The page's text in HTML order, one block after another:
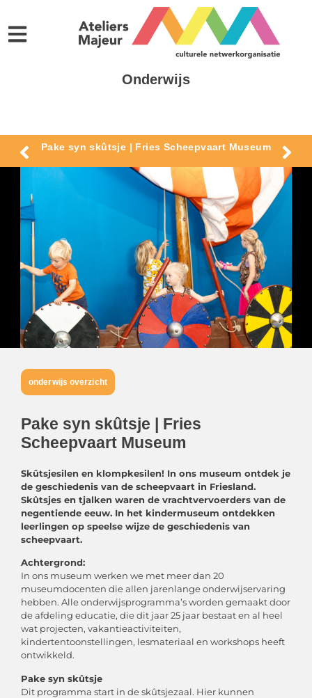
Onderwijs
Pake syn skûtsje | Fries Scheepvaart Museum
onderwijs overzicht
Pake syn skûtsje | Fries
Scheepvaart Museum
Skûtsjesilen en klompkesilen! In ons museum ontdek je
de geschiedenis van de scheepvaart in Friesland.
Skûtsjes en tjalken waren de vrachtvervoerders van de
negentiende eeuw. In het kindermuseum ontdekken
leerlingen op speelse wijze de geschiedenis van
scheepvaart.
Achtergrond:
In ons museum werken we met meer dan 20
museumdocenten die allen jarenlange onderwijservaring
hebben. Alle onderwijsprogramma’s worden gemaakt door
de afdeling educatie, die dit jaar 25 jaar bestaat en al heel
wat projecten, vakantieactiviteiten,
kindertentoonstellingen, lesmateriaal en workshops heeft
ontwikkeld.
Pake syn skûtsje
Dit programma start in de skûtsjezaal. Hier kunnen